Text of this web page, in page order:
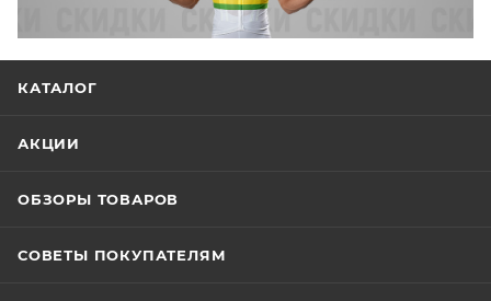
КАТАЛОГ
АКЦИИ
ОБЗОРЫ ТОВАРОВ
СОВЕТЫ ПОКУПАТЕЛЯМ